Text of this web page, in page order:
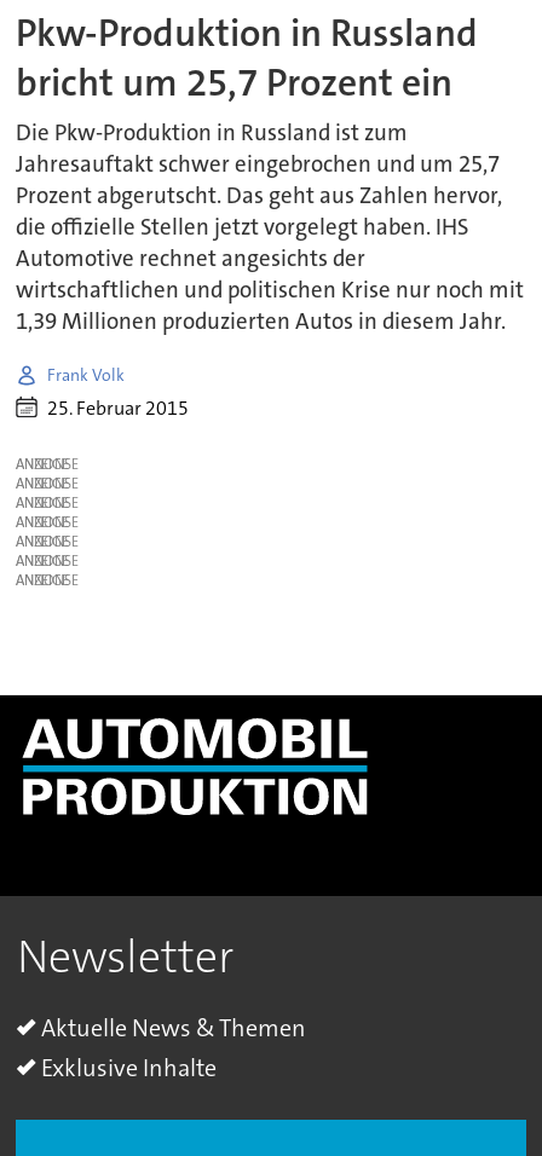
Pkw-Produktion in Russland
bricht um 25,7 Prozent ein
Die Pkw-Produktion in Russland ist zum
Jahresauftakt schwer eingebrochen und um 25,7
Prozent abgerutscht. Das geht aus Zahlen hervor,
die offizielle Stellen jetzt vorgelegt haben. IHS
Automotive rechnet angesichts der
wirtschaftlichen und politischen Krise nur noch mit
1,39 Millionen produzierten Autos in diesem Jahr.
Frank Volk
25. Februar 2015
ANZEIGE
ANZEIGE
ANZEIGE
ANZEIGE
ANZEIGE
ANZEIGE
ANZEIGE
Newsletter
Aktuelle News & Themen
Exklusive Inhalte